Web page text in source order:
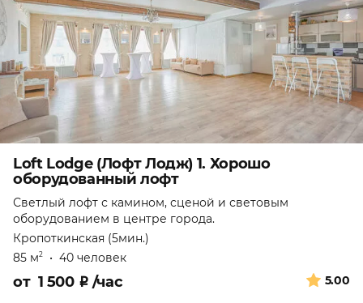
Loft Lodge (Лофт Лодж) 1. Хорошо
оборудованный лофт
Светлый лофт с камином, сценой и световым
оборудованием в центре города.
Кропоткинская (5мин.)
85 м2 • 40 человек
5.00
от 1 500 ₽ /час